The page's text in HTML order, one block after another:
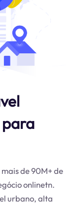
para
de 90M+ de
onlinetn.
urbano, alta